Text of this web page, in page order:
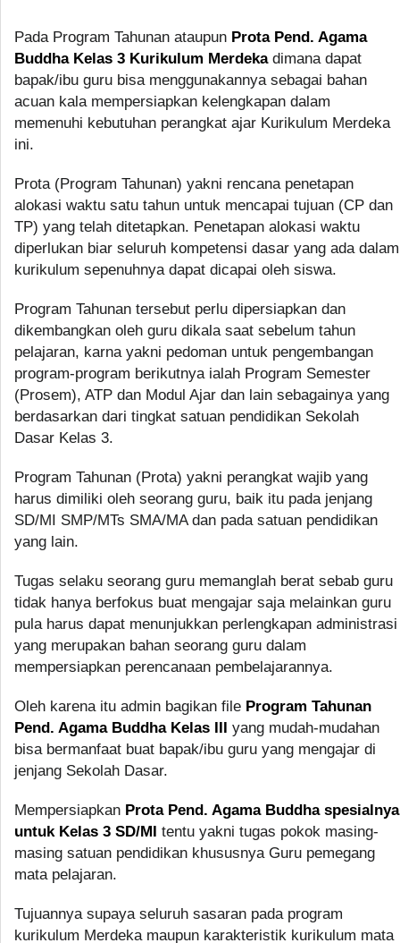
Pada Program Tahunan ataupun Prota Pend. Agama
Buddha Kelas 3 Kurikulum Merdekadimana dapat
bapak/ibu guru bisa menggunakannya sebagai bahan
acuan kala mempersiapkan kelengkapan dalam
memenuhi kebutuhan perangkat ajar Kurikulum Merdeka
ini.
Prota (Program Tahunan) yakni rencana penetapan
alokasi waktu satu tahun untuk mencapai tujuan (CP dan
TP) yang telah ditetapkan. Penetapan alokasi waktu
diperlukan biar seluruh kompetensi dasar yang ada dalam
kurikulum sepenuhnya dapat dicapai oleh siswa.
Program Tahunan tersebut perlu dipersiapkan dan
dikembangkan oleh guru dikala saat sebelum tahun
pelajaran, karna yakni pedoman untuk pengembangan
program-program berikutnya ialah Program Semester
(Prosem), ATP dan Modul Ajar dan lain sebagainya yang
berdasarkan dari tingkat satuan pendidikan Sekolah
Dasar Kelas 3.
Program Tahunan (Prota) yakni perangkat wajib yang
harus dimiliki oleh seorang guru, baik itu pada jenjang
SD/MI SMP/MTs SMA/MA dan pada satuan pendidikan
yang lain.
Tugas selaku seorang guru memanglah berat sebab guru
tidak hanya berfokus buat mengajar saja melainkan guru
pula harus dapat menunjukkan perlengkapan administrasi
yang merupakan bahan seorang guru dalam
mempersiapkan perencanaan pembelajarannya.
Oleh karena itu admin bagikan file Program Tahunan
Pend. Agama Buddha Kelas III yang mudah-mudahan
bisa bermanfaat buat bapak/ibu guru yang mengajar di
jenjang Sekolah Dasar.
Mempersiapkan Prota Pend. Agama Buddha spesialnya
untuk Kelas 3 SD/MI tentu yakni tugas pokok masing-
masing satuan pendidikan khususnya Guru pemegang
mata pelajaran.
Tujuannya supaya seluruh sasaran pada program
kurikulum Merdeka maupun karakteristik kurikulum mata